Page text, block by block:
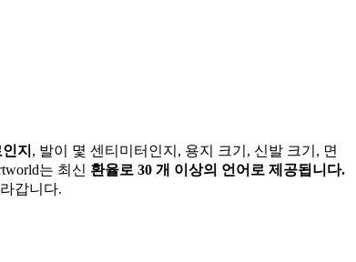
지 , 발이 몇 센티미터인지, 용지 크기, 신발 크기, 면
는 최신 환율로 30 개 이상의 언어로 제공됩니다.
갑니다.